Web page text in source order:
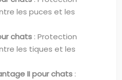
les puces et les
chats : Protection
les tiques et les
II pour chats :